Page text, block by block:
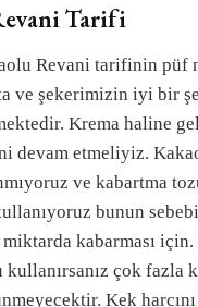
Tarifi
Revani tarifinin püf
ve şekerimizin iyi bir
Krema haline
devam etmeliyiz.
ve kabartma
bunun
kabarması için.
kullanırsanız çok fazla
Kek